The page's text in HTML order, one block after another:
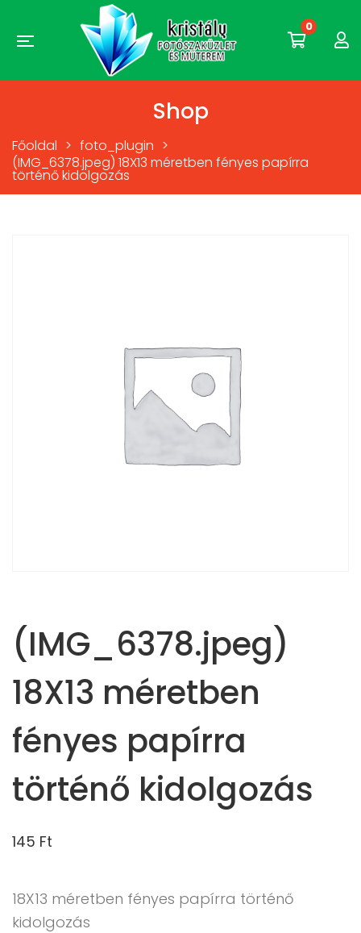
0
Shop
Főoldal > foto_plugin >
(IMG_6378.jpeg) 18X13 méretben fényes papírra
történő kidolgozás
(IMG_6378.jpeg)
18X13 méretben
fényes papírra
történő kidolgozás
145 Ft
18X13 méretben fényes papírra történő
kidolgozás